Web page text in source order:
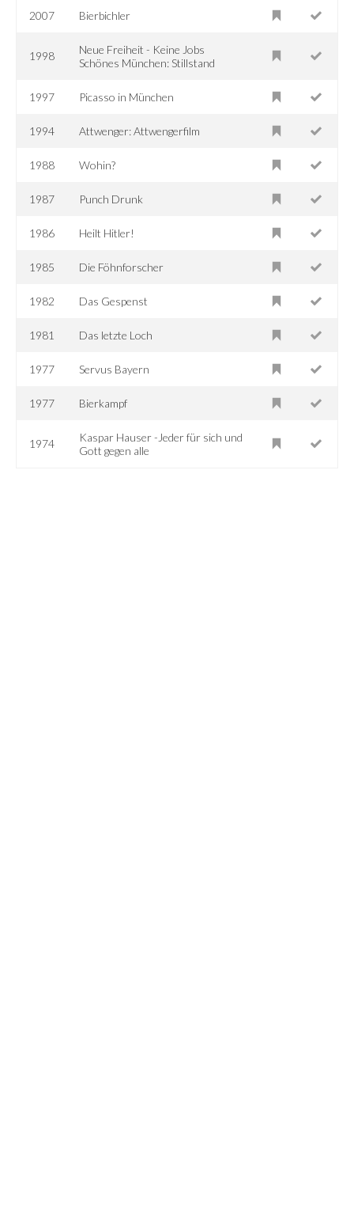
2007 Bierbichler
1998
Neue Freiheit - Keine Jobs
Schönes München: Stillstand
1997 Picasso in München
1994 Attwenger: Attwengerfilm
1988 Wohin?
1987 Punch Drunk
1986 Heilt Hitler!
1985 Die Föhnforscher
1982 Das Gespenst
1981 Das letzte Loch
1977 Servus Bayern
1977 Bierkampf
1974
Kaspar Hauser -Jeder für sich und
Gott gegen alle